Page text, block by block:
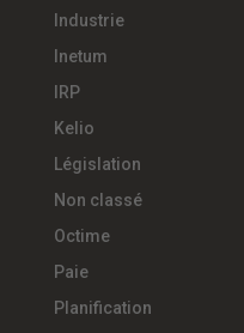
Industrie
Inetum
IRP
Kelio
Législation
Non classé
Octime
Paie
Planification